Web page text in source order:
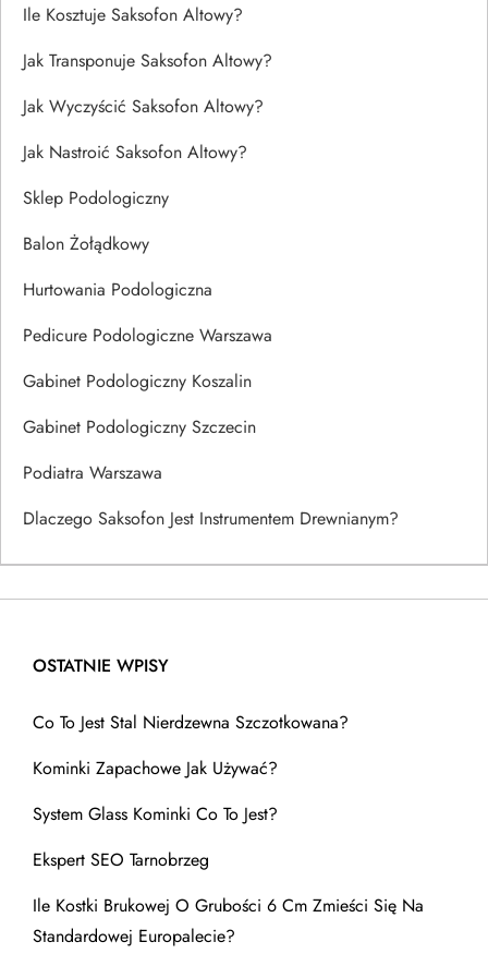
Ile Kosztuje Saksofon Altowy?
Jak Transponuje Saksofon Altowy?
Jak Wyczyścić Saksofon Altowy?
Jak Nastroić Saksofon Altowy?
Sklep Podologiczny
Balon Żołądkowy
Hurtowania Podologiczna
Pedicure Podologiczne Warszawa
Gabinet Podologiczny Koszalin
Gabinet Podologiczny Szczecin
Podiatra Warszawa
Dlaczego Saksofon Jest Instrumentem Drewnianym?
OSTATNIE WPISY
Co To Jest Stal Nierdzewna Szczotkowana?
Kominki Zapachowe Jak Używać?
System Glass Kominki Co To Jest?
Ekspert SEO Tarnobrzeg
Ile Kostki Brukowej O Grubości 6 Cm Zmieści Się Na
Standardowej Europalecie?